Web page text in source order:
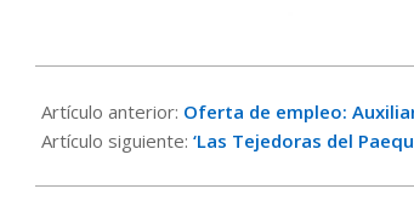
03-
29
Artículo anterior: Oferta de empleo:
Artículo siguiente: ‘Las Tejedoras del